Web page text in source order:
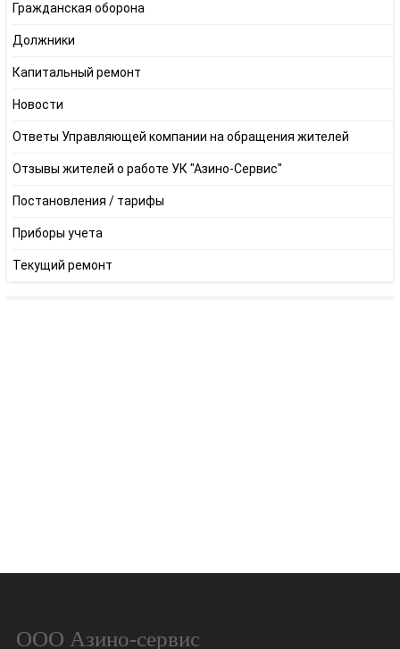
Гражданская оборона
Должники
Капитальный ремонт
Новости
Ответы Управляющей компании на обращения жителей
Отзывы жителей о работе УК "Азино-Сервис"
Постановления / тарифы
Приборы учета
Текущий ремонт
ООО Азино-сервис